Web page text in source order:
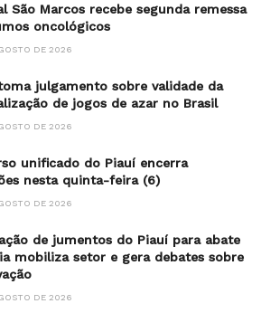
São Marcos recebe segunda remessa
oncológicos
DE 2026
julgamento sobre validade da
de jogos de azar no Brasil
DE 2026
unificado do Piauí encerra
nesta quinta-feira (6)
DE 2026
de jumentos do Piauí para abate
mobiliza setor e gera debates sobre
DE 2026